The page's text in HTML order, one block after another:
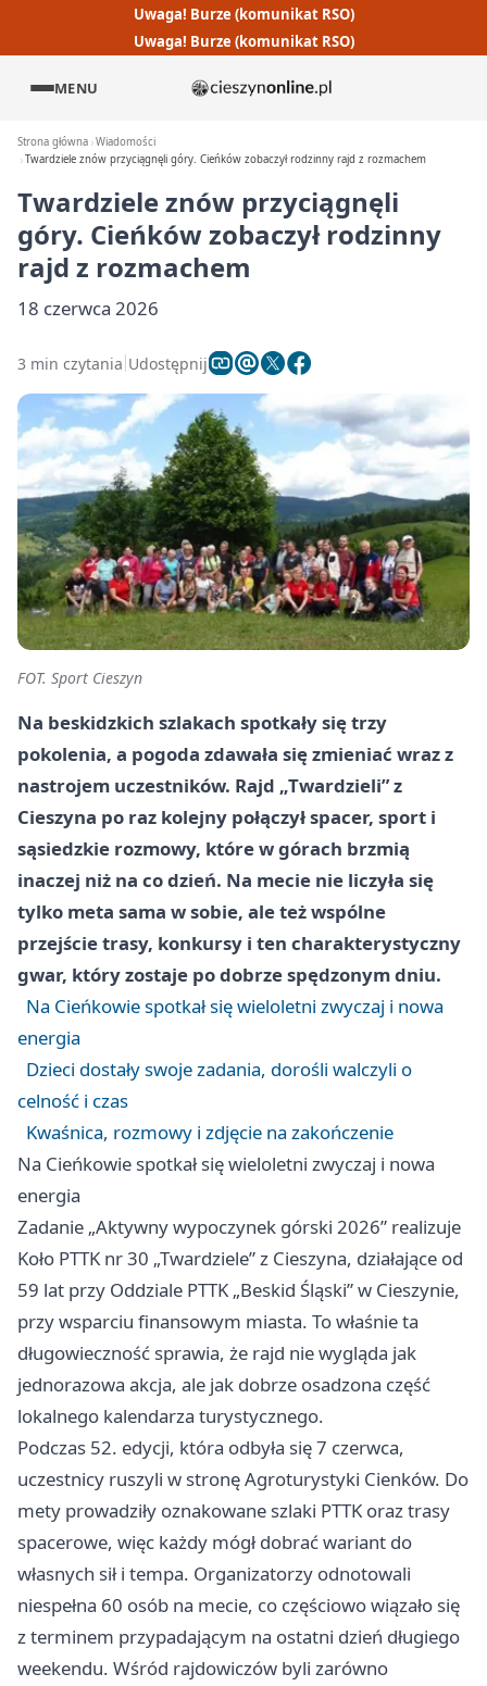
Uwaga! Burze (komunikat RSO)
Uwaga! Burze (komunikat RSO)
MENU
Strona główna Wiadomości
Twardziele znów przyciągnęli góry. Cieńków zobaczył rodzinny rajd z rozmachem
Twardziele znów przyciągnęli
góry. Cieńków zobaczył rodzinny
rajd z rozmachem
18 czerwca 2026
3 min czytania Udostępnij
FOT. Sport Cieszyn
Na beskidzkich szlakach spotkały się trzy
pokolenia, a pogoda zdawała się zmieniać wraz z
nastrojem uczestników. Rajd „Twardzieli” z
Cieszyna po raz kolejny połączył spacer, sport i
sąsiedzkie rozmowy, które w górach brzmią
inaczej niż na co dzień. Na mecie nie liczyła się
tylko meta sama w sobie, ale też wspólne
przejście trasy, konkursy i ten charakterystyczny
gwar, który zostaje po dobrze spędzonym dniu.
Na Cieńkowie spotkał się wieloletni zwyczaj i nowa
energia
Dzieci dostały swoje zadania, dorośli walczyli o
celność i czas
Kwaśnica, rozmowy i zdjęcie na zakończenie
Na Cieńkowie spotkał się wieloletni zwyczaj i nowa
energia
Zadanie „Aktywny wypoczynek górski 2026” realizuje
Koło PTTK nr 30 „Twardziele” z Cieszyna, działające od
59 lat przy Oddziale PTTK „Beskid Śląski” w Cieszynie,
przy wsparciu finansowym miasta. To właśnie ta
długowieczność sprawia, że rajd nie wygląda jak
jednorazowa akcja, ale jak dobrze osadzona część
lokalnego kalendarza turystycznego.
Podczas 52. edycji, która odbyła się 7 czerwca,
uczestnicy ruszyli w stronę Agroturystyki Cienków. Do
mety prowadziły oznakowane szlaki PTTK oraz trasy
spacerowe, więc każdy mógł dobrać wariant do
własnych sił i tempa. Organizatorzy odnotowali
niespełna 60 osób na mecie, co częściowo wiązało się
z terminem przypadającym na ostatni dzień długiego
weekendu. Wśród rajdowiczów byli zarówno